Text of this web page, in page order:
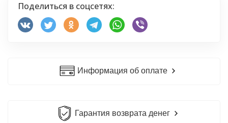
Поделиться в соцсетях:
Информация об оплате
Гарантия возврата денег